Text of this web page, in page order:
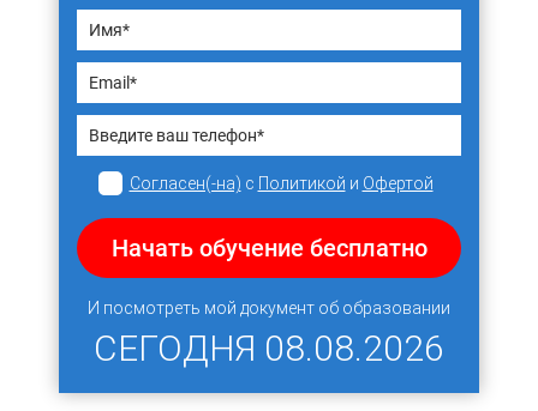
Согласен(-на) с Политикой и Офертой
Начать обучение бесплатно
И посмотреть мой документ об образовании
СЕГОДНЯ 08.08.2026